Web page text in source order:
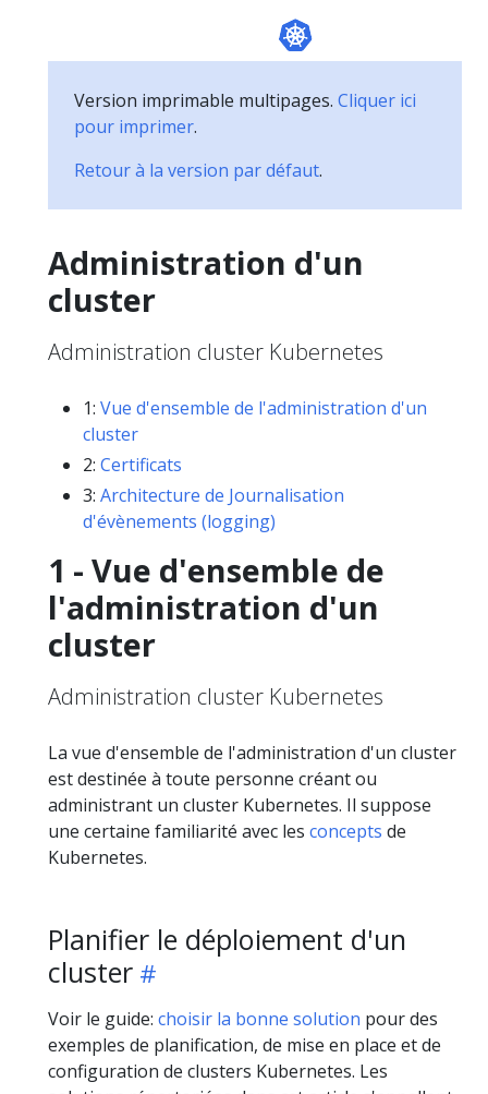
Version imprimable multipages. Cliquer ici
pour imprimer.
Retour à la version par défaut.
Administration d'un
cluster
Administration cluster Kubernetes
1: Vue d'ensemble de l'administration d'un
cluster
2: Certificats
3: Architecture de Journalisation
d'évènements (logging)
1 - Vue d'ensemble de
l'administration d'un
cluster
Administration cluster Kubernetes
La vue d'ensemble de l'administration d'un cluster
est destinée à toute personne créant ou
administrant un cluster Kubernetes. Il suppose
une certaine familiarité avec les concepts de
Kubernetes.
Planifier le déploiement d'un
cluster
Voir le guide: choisir la bonne solution pour des
exemples de planification, de mise en place et de
configuration de clusters Kubernetes. Les